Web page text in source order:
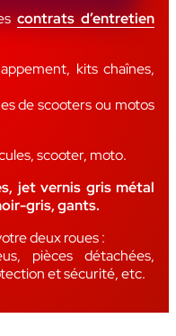
contrats d’entretien
kits chaînes,
de scooters ou motos
scooter, moto.
jet vernis gris métal
gris, gants.
deux roues :
pièces détachées,
et sécurité, etc.